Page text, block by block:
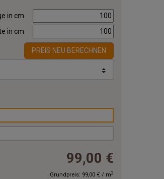
in cm
in cm
PREIS NEU BERECHNEN
99,00 €
Grundpreis: 99,00 € / m2